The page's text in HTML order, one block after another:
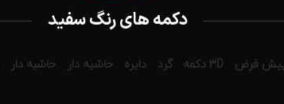
دکمه های رنگ سفید
فرض 3D دکمه گرد دایره حاشیه دار حاشیه دار